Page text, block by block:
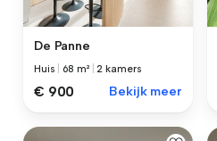
De Panne
Huis 68 m² |2 kamers
€ 900 Bekijk meer